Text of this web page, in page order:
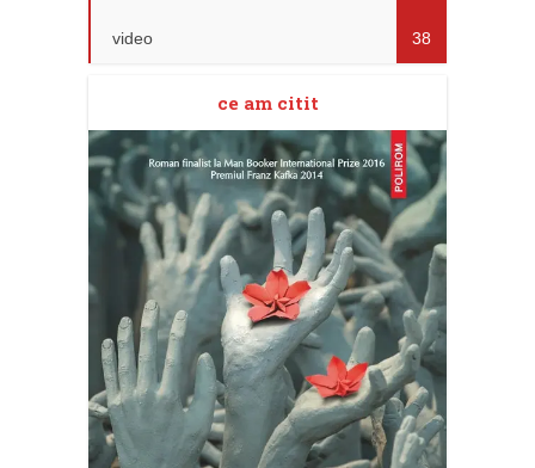
video 38
ce am citit